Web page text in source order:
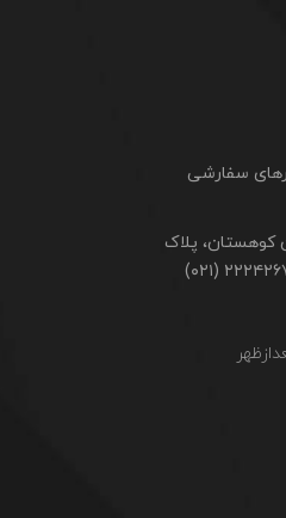
سفارشی
کوهستان، پلاک